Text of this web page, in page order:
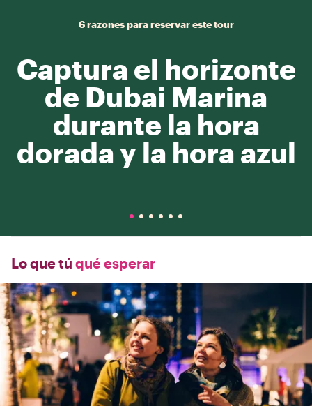
6 razones para reservar este tour
Captura el horizonte
de Dubai Marina
durante la hora
dorada y la hora azul
Lo que tú qué esperar